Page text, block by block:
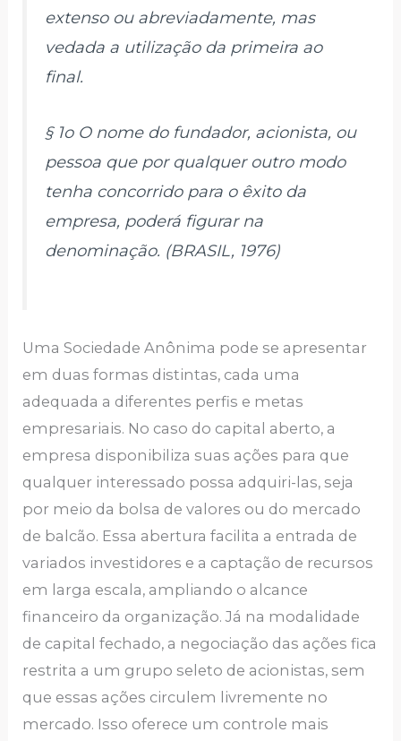
extenso ou abreviadamente, mas
vedada a utilização da primeira ao
final.
§ 1o O nome do fundador, acionista, ou
pessoa que por qualquer outro modo
tenha concorrido para o êxito da
empresa, poderá figurar na
denominação. (BRASIL, 1976)
Uma Sociedade Anônima pode se apresentar
em duas formas distintas, cada uma
adequada a diferentes perfis e metas
empresariais. No caso do capital aberto, a
empresa disponibiliza suas ações para que
qualquer interessado possa adquiri-las, seja
por meio da bolsa de valores ou do mercado
de balcão. Essa abertura facilita a entrada de
variados investidores e a captação de recursos
em larga escala, ampliando o alcance
financeiro da organização. Já na modalidade
de capital fechado, a negociação das ações fica
restrita a um grupo seleto de acionistas, sem
que essas ações circulem livremente no
mercado. Isso oferece um controle mais